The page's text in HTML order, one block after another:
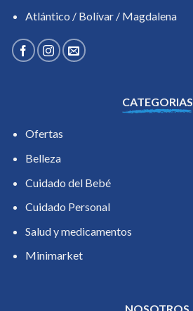
Atlántico / Bolívar / Magdalena
CATEGORIAS
Ofertas
Belleza
Cuidado del Bebé
Cuidado Personal
Salud y medicamentos
Minimarket